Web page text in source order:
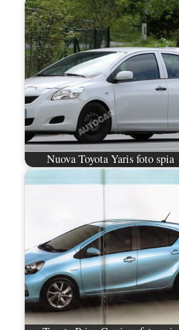
Nuova Toyota Yaris foto spia